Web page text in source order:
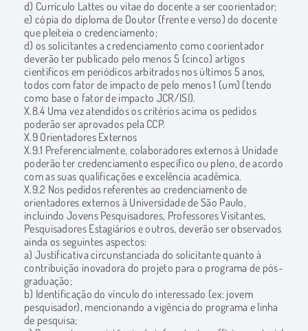
d) Currículo Lattes ou vitae do docente a ser coorientador;
e) cópia do diploma de Doutor (frente e verso) do docente
que pleiteia o credenciamento;
d) os solicitantes a credenciamento como coorientador
deverão ter publicado pelo menos 5 (cinco) artigos
científicos em periódicos arbitrados nos últimos 5 anos,
todos com fator de impacto de pelo menos 1 (um) (tendo
como base o fator de impacto JCR/ISI).
X.8.4 Uma vez atendidos os critérios acima os pedidos
poderão ser aprovados pela CCP.
X.9 Orientadores Externos
X.9.1 Preferencialmente, colaboradores externos à Unidade
poderão ter credenciamento específico ou pleno, de acordo
com as suas qualificações e excelência acadêmica.
X.9.2 Nos pedidos referentes ao credenciamento de
orientadores externos à Universidade de São Paulo,
incluindo Jovens Pesquisadores, Professores Visitantes,
Pesquisadores Estagiários e outros, deverão ser observados
ainda os seguintes aspectos:
a) Justificativa circunstanciada do solicitante quanto à
contribuição inovadora do projeto para o programa de pós-
graduação;
b) Identificação do vínculo do interessado (ex: jovem
pesquisador), mencionando a vigência do programa e linha
de pesquisa;